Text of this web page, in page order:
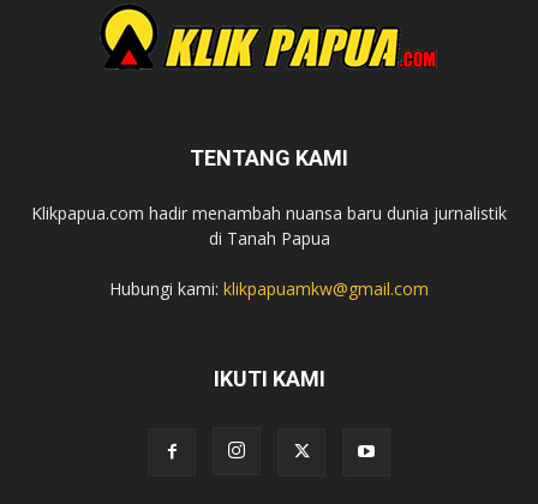
TENTANG KAMI
Klikpapua.com hadir menambah nuansa baru dunia jurnalistik
di Tanah Papua
Hubungi kami: klikpapuamkw@gmail.com
IKUTI KAMI